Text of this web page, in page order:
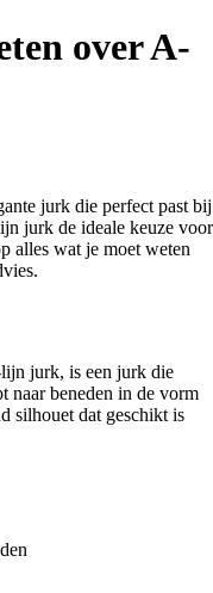
over A-
jurk die perfect past bij
jurk de ideale keuze voor
alles wat je moet weten
jurk, is een jurk die
naar beneden in de vorm
silhouet dat geschikt is